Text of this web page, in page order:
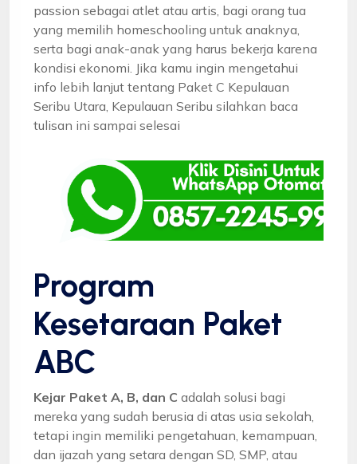
passion sebagai atlet atau artis, bagi orang tua
yang memilih homeschooling untuk anaknya,
serta bagi anak-anak yang harus bekerja karena
kondisi ekonomi. Jika kamu ingin mengetahui
info lebih lanjut tentang Paket C Kepulauan
Seribu Utara, Kepulauan Seribu silahkan baca
tulisan ini sampai selesai
Program
Kesetaraan Paket
ABC
Kejar Paket A, B, dan C adalah solusi bagi
mereka yang sudah berusia di atas usia sekolah,
tetapi ingin memiliki pengetahuan, kemampuan,
dan ijazah yang setara dengan SD, SMP, atau